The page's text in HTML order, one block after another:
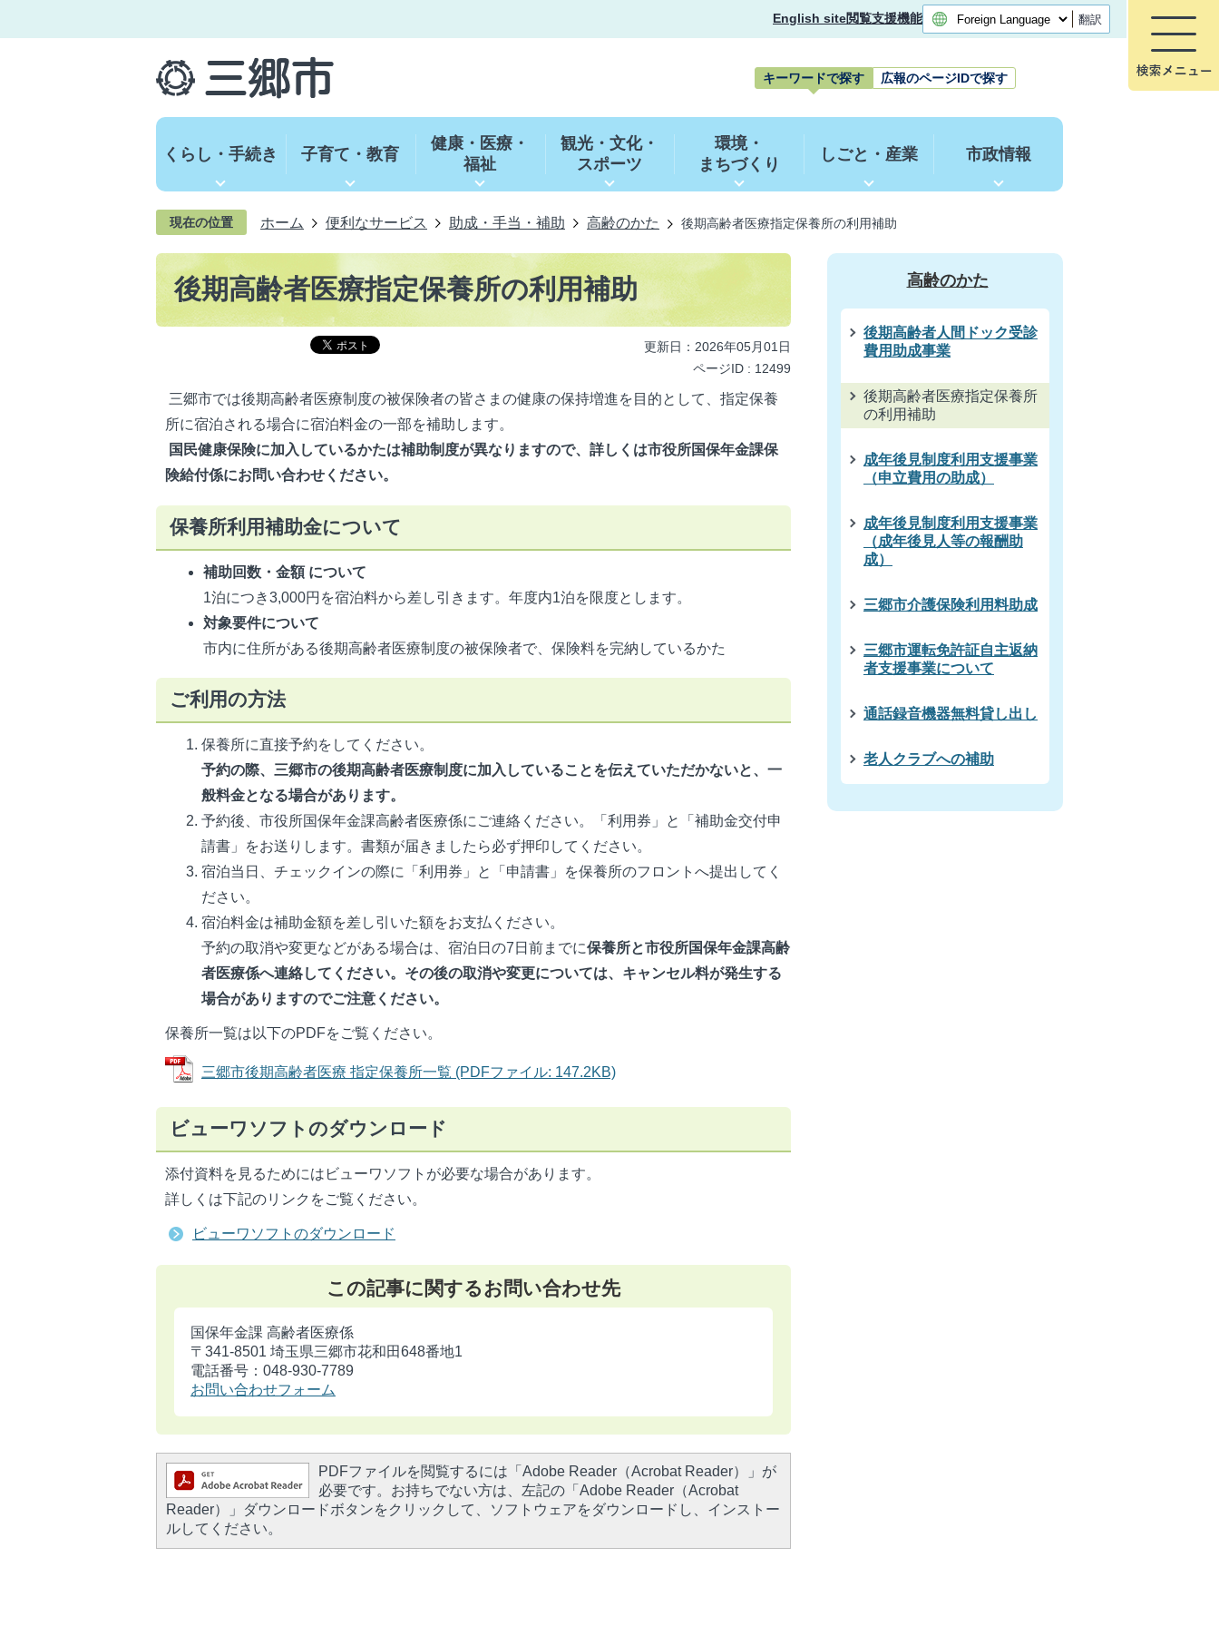
English site閲覧支援機能 翻訳
キーワードで探す 広報のページIDで探す
ワ
ー
索
くらし・手続き 子育て・教育
健康・医療・
福祉
観光・文化・
スポーツ
環境・
まちづくり
しごと・産業 市政情報
現在の位置 ホーム 便利なサービス 助成・手当・補助 高齢のかた 後期高齢者医療指定保養所の利用補助
後期高齢者医療指定保養所の利用補助
更新日：2026年05月01日
ページID : 12499
三郷市では後期高齢者医療制度の被保険者の皆さまの健康の保持増進を目的として、指定保養
所に宿泊される場合に宿泊料金の一部を補助します。
国民健康保険に加入しているかたは補助制度が異なりますので、詳しくは市役所国保年金課保
険給付係にお問い合わせください。
保養所利用補助金について
補助回数・金額 について
1泊につき3,000円を宿泊料から差し引きます。年度内1泊を限度とします。
対象要件について
市内に住所がある後期高齢者医療制度の被保険者で、保険料を完納しているかた
ご利用の方法
保養所に直接予約をしてください。
予約の際、三郷市の後期高齢者医療制度に加入していることを伝えていただかないと、一
般料金となる場合があります。
予約後、市役所国保年金課高齢者医療係にご連絡ください。「利用券」と「補助金交付申
請書」をお送りします。書類が届きましたら必ず押印してください。
宿泊当日、チェックインの際に「利用券」と「申請書」を保養所のフロントへ提出してく
ださい。
宿泊料金は補助金額を差し引いた額をお支払ください。
予約の取消や変更などがある場合は、宿泊日の7日前までに保養所と市役所国保年金課高齢
者医療係へ連絡してください。その後の取消や変更については、キャンセル料が発生する
場合がありますのでご注意ください。
保養所一覧は以下のPDFをご覧ください。
三郷市後期高齢者医療 指定保養所一覧 (PDFファイル: 147.2KB)
ビューワソフトのダウンロード
添付資料を見るためにはビューワソフトが必要な場合があります。
詳しくは下記のリンクをご覧ください。
ビューワソフトのダウンロード
この記事に関するお問い合わせ先
国保年金課 高齢者医療係
〒341-8501 埼玉県三郷市花和田648番地1
電話番号：048-930-7789
お問い合わせフォーム
PDFファイルを閲覧するには「Adobe Reader（Acrobat Reader）」が
必要です。お持ちでない方は、左記の「Adobe Reader（Acrobat
Reader）」ダウンロードボタンをクリックして、ソフトウェアをダウンロードし、インストー
ルしてください。
高齢のかた
後期高齢者人間ドック受診
費用助成事業
後期高齢者医療指定保養所
の利用補助
成年後見制度利用支援事業
（申立費用の助成）
成年後見制度利用支援事業
（成年後見人等の報酬助
成）
三郷市介護保険利用料助成
三郷市運転免許証自主返納
者支援事業について
通話録音機器無料貸し出し
老人クラブへの補助